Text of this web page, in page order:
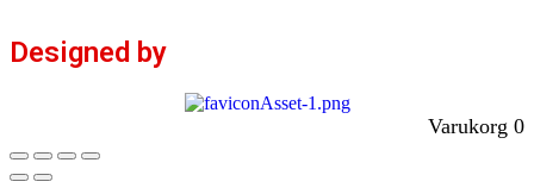
Designed by
Varukorg 0